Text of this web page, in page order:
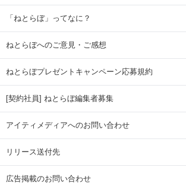
「ねとらぼ」ってなに？
ねとらぼへのご意見・ご感想
ねとらぼプレゼントキャンペーン応募規約
[契約社員] ねとらぼ編集者募集
アイティメディアへのお問い合わせ
リリース送付先
広告掲載のお問い合わせ